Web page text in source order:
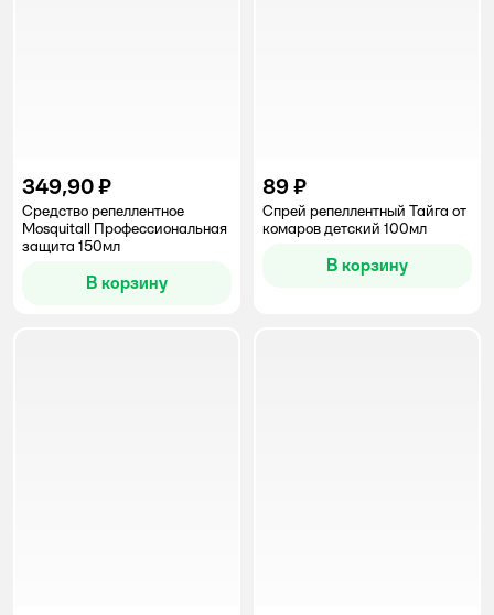
349,90 ₽
Средство репеллентное
Mosquitall Профессиональная
защита 150мл
В корзину
89 ₽
Спрей репеллентный Тайга от
комаров детский 100мл
В корзину